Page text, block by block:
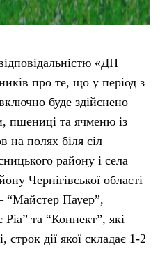
«ДП
про те, що у період з
буде здійснено
пшениці та ячменю із
на полях біля сіл
району і села
Чернігівської області
“Майстер Пауер”,
та “Коннект”, які
строк дії якої складає 1-2